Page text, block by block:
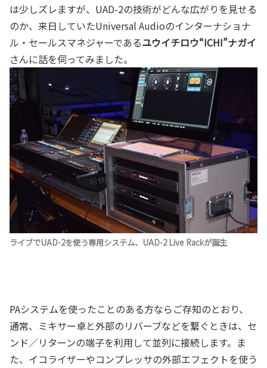
は少しズレますが、UAD-2の技術がどんな広がりを見せる
のか、来日していたUniversal Audioのインターナショナ
ル・セールスマネジャーであるユウイチロウ“ICHI”ナガイ
さんに話を伺ってみました。
ライブでUAD-2を使う専用システム、UAD-2 Live Rackが誕生
PAシステムを使ったことのある方ならご存知のとおり、
通常、ミキサー卓と外部のリバーブなどを繋ぐときは、セ
ンド／リターンの端子を利用して並列に接続します。ま
た、イコライザーやコンプレッサの外部エフェクトを使う